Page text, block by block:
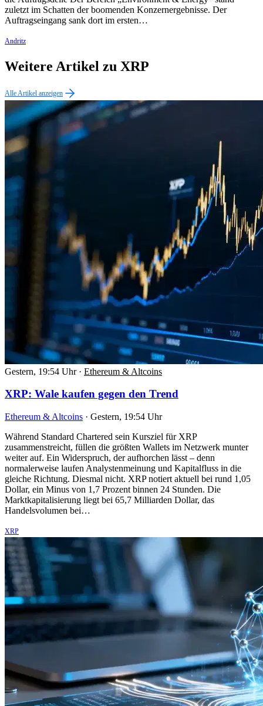
zuletzt im Schatten der boomenden Konzernergebnisse. Der
Auftragseingang sank dort im ersten…
Andritz
Weitere Artikel zu XRP
Alle Artikel anzeigen
Gestern, 19:54 Uhr · Ethereum & Altcoins
XRP: Wale kaufen gegen den Trend
Ethereum & Altcoins · Gestern, 19:54 Uhr
Während Standard Chartered sein Kursziel für XRP
zusammenstreicht, füllen die größten Wallets im Netzwerk munter
weiter auf. Ein Widerspruch, der aufhorchen lässt – denn
normalerweise laufen Analystenmeinung und Kapitalfluss in die
gleiche Richtung. Diesmal nicht. XRP notiert aktuell bei rund 1,05
Dollar, ein Minus von 1,7 Prozent binnen 24 Stunden. Die
Marktkapitalisierung liegt bei 65,7 Milliarden Dollar, das
Handelsvolumen bei…
XRP